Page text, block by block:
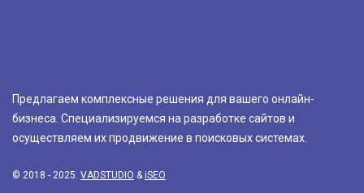
Предлагаем комплексные решения для вашего онлайн-
бизнеса. Специализируемся на разработке сайтов и
осуществляем их продвижение в поисковых системах.
© 2018 - 2025. VADSTUDIO & iSEO